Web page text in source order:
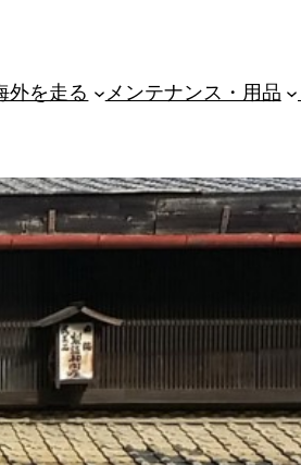
外を走る メンテナンス・用品